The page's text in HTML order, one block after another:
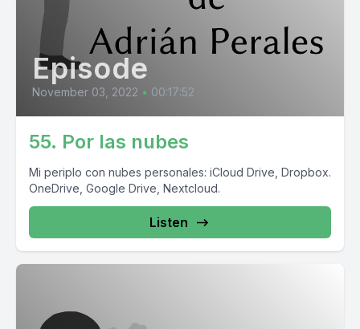
Episode
November 03, 2022 • 00:17:52
55. Por las nubes
Mi periplo con nubes personales: iCloud Drive, Dropbox.
OneDrive, Google Drive, Nextcloud.
Listen